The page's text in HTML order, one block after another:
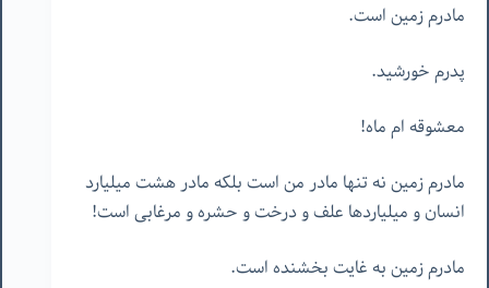
مادرم زمین است.
پدرم خورشید.
معشوقه ام ماه!
مادرم زمین نه تنها مادر من است بلکه مادر هشت میلیارد
انسان و میلیاردها علف و درخت و حشره و مرغابی است!
مادرم زمین به غایت بخشنده است.